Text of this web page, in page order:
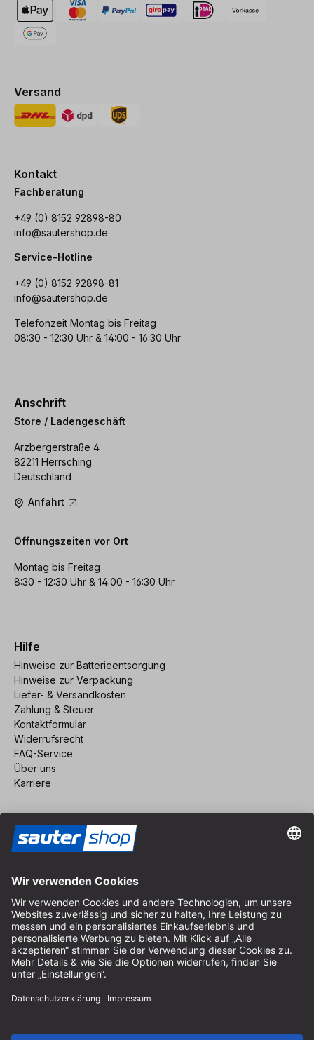
Versand
Kontakt
Fachberatung
+49 (0) 8152 92898-80
info@sautershop.de
Service-Hotline
+49 (0) 8152 92898-81
info@sautershop.de
Telefonzeit Montag bis Freitag
08:30 - 12:30 Uhr & 14:00 - 16:30 Uhr
Anschrift
Store / Ladengeschäft
Arzbergerstraße 4
82211 Herrsching
Deutschland
Anfahrt
Öffnungszeiten vor Ort
Montag bis Freitag
8:30 - 12:30 Uhr & 14:00 - 16:30 Uhr
Hilfe
Hinweise zur Batterieentsorgung
Hinweise zur Verpackung
Liefer- & Versandkosten
Zahlung & Steuer
Kontaktformular
Widerrufsrecht
FAQ-Service
Über uns
Karriere
Impressum
AGB
Datenschutz
Cookie-Einstellungen
© 2026 sauter GmbH
* kostenloser Versand ab 150 Euro Bestellwert innerhalb